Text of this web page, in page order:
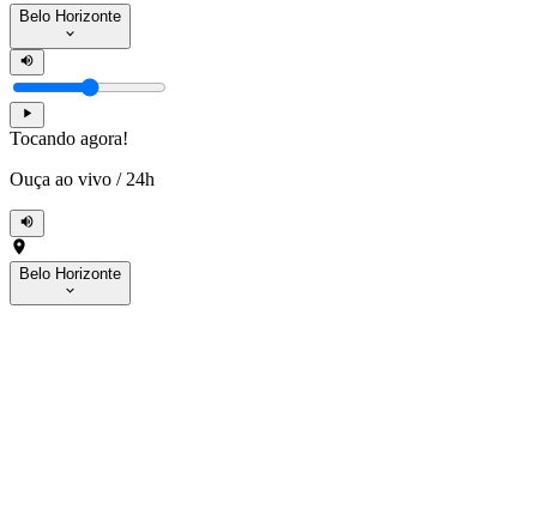
Belo Horizonte
Tocando agora!
Ouça ao vivo / 24h
Belo Horizonte